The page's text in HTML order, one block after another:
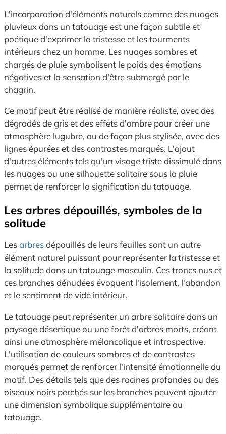
L'incorporation d'éléments naturels comme des nuages
pluvieux dans un tatouage est une façon subtile et
poétique d'exprimer la tristesse et les tourments
intérieurs chez un homme. Les nuages sombres et
chargés de pluie symbolisent le poids des émotions
négatives et la sensation d'être submergé par le
chagrin.
Ce motif peut être réalisé de manière réaliste, avec des
dégradés de gris et des effets d'ombre pour créer une
atmosphère lugubre, ou de façon plus stylisée, avec des
lignes épurées et des contrastes marqués. L'ajout
d'autres éléments tels qu'un visage triste dissimulé dans
les nuages ou une silhouette solitaire sous la pluie
permet de renforcer la signification du tatouage.
Les arbres dépouillés, symboles de la
solitude
Lesarbresdépouillés de leurs feuilles sont un autre
élément naturel puissant pour représenter la tristesse et
la solitude dans un tatouage masculin. Ces troncs nus et
ces branches dénudées évoquent l'isolement, l'abandon
et le sentiment de vide intérieur.
Le tatouage peut représenter un arbre solitaire dans un
paysage désertique ou une forêt d'arbres morts, créant
ainsi une atmosphère mélancolique et introspective.
L'utilisation de couleurs sombres et de contrastes
marqués permet de renforcer l'intensité émotionnelle du
motif. Des détails tels que des racines profondes ou des
oiseaux noirs perchés sur les branches peuvent ajouter
une dimension symbolique supplémentaire au
tatouage.